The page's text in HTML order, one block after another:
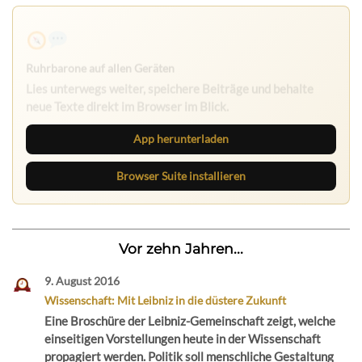
Ruhrbarone auf allen Geräten
Lies unterwegs weiter, speichere Beiträge und behalte
neue Texte direkt im Browser im Blick.
App herunterladen
Browser Suite installieren
Vor zehn Jahren...
9. August 2016
Wissenschaft: Mit Leibniz in die düstere Zukunft
Eine Broschüre der Leibniz-Gemeinschaft zeigt, welche
einseitigen Vorstellungen heute in der Wissenschaft
propagiert werden. Politik soll menschliche Gestaltung